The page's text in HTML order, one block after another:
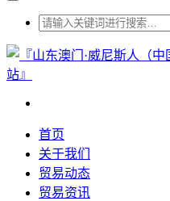
首页
关于我们
贸易动态
贸易资讯